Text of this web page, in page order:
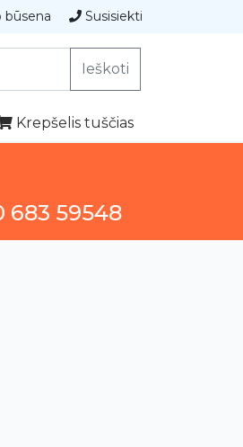
būsena Susisiekti
Ieškoti
Krepšelis tuščias
59548